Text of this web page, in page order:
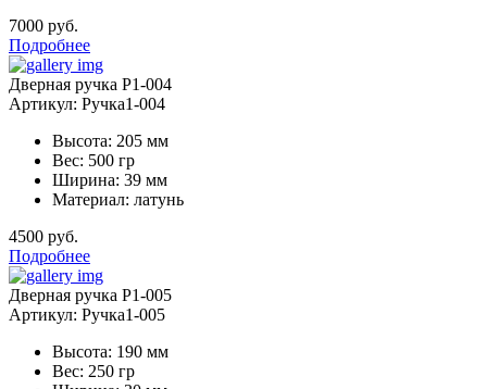
7000 руб.
Подробнее
Дверная ручка Р1-004
Артикул: Ручка1-004
Высота: 205 мм
Вес: 500 гр
Ширина: 39 мм
Материал: латунь
4500 руб.
Подробнее
Дверная ручка Р1-005
Артикул: Ручка1-005
Высота: 190 мм
Вес: 250 гр